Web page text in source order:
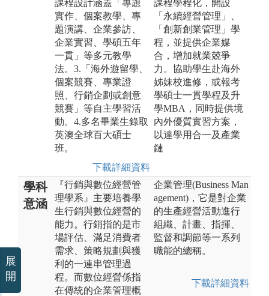
課程設計涵蓋「專題
實作、個案教學、專
題演講、企業參訪、
企業實習、學碩五年
一貫」等多元教學
法。3.「海外遊留學、
個案競賽、專業證
照、行銷企劃或創意
競賽」等自主學習活
動。4.多名畢業生錄取
英澳全球百大碩士
班。
下載詳細資料
課程學程化，開設
「永續經營管理」、
「創新創業管理」學
程，並提供企業媒
合，增加就業兢爭
力。協助學生赴海外
姊妹校進修，或報考
學碩士一貫學程及升
學MBA，同時提供境
內外優質實習方案，
以達學用合一及產業
鏈
學科
意涵
『行銷與數位經營管
理學系』主要培養學
生行銷與數位經營的
能力。行銷指的是市
場評估、滿足消費者
需求、策略規劃與獲
利的一連串管理過
程。而數位經營係指
在傳統的企業管理概
企業管理(Business Man
agement)，它是對企業
的生產經營活動進行
組織、計畫、指揮、
監督和調節等一系列
職能的總稱。
下載詳細資料
展
開